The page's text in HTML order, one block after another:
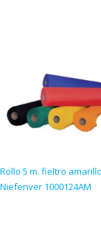
Rollo 5 m. fieltro amarillo
Niefenver 1000124AM